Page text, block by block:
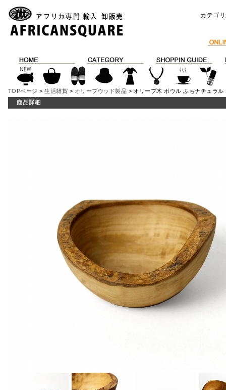
カテゴ
TOPページ >生活雑貨 > オリーブウッド製品 > オリーブ木 ボウル ふちナチュラル